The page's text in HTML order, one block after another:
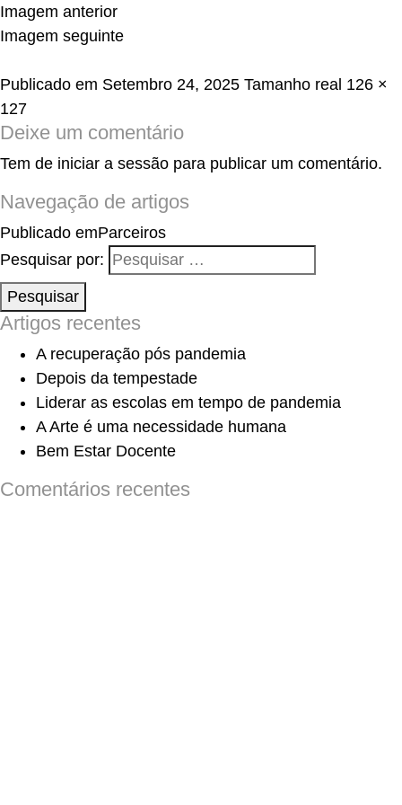
Imagem anterior
Imagem seguinte
Publicado em Setembro 24, 2025 Tamanho real 126 ×
127
Deixe um comentário
Tem de iniciar a sessão para publicar um comentário.
Navegação de artigos
Publicado emParceiros
Pesquisar por:
Pesquisar
Artigos recentes
A recuperação pós pandemia
Depois da tempestade
Liderar as escolas em tempo de pandemia
A Arte é uma necessidade humana
Bem Estar Docente
Comentários recentes